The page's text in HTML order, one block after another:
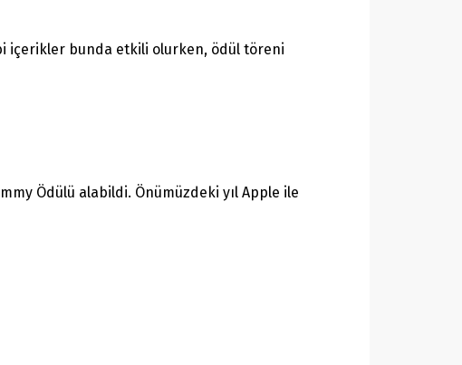
içerikler bunda etkili olurken, ödül töreni
Ödülü alabildi. Önümüzdeki yıl Apple ile